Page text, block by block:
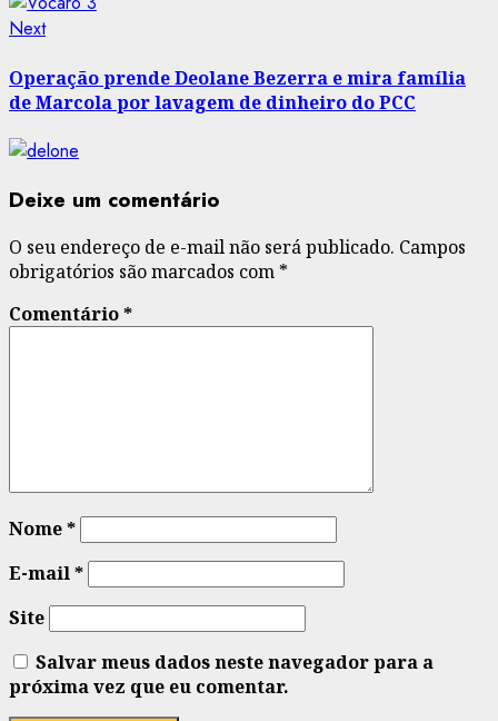
NextNext
Operação prende Deolane Bezerra e mira família
de Marcola por lavagem de dinheiro do PCC
Deixe um comentário
O seu endereço de e-mail não será publicado. Campos
obrigatórios são marcados com *
Comentário*
Nome*
E-mail*
Site
Salvar meus dados neste navegador para a
próxima vez que eu comentar.